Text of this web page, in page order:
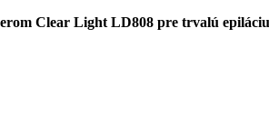
Clear Light LD808 pre trvalú